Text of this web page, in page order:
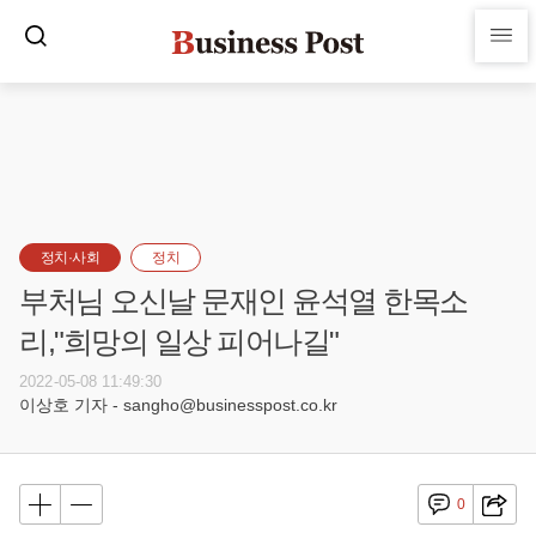
정치·사회 정치
부처님 오신날 문재인 윤석열 한목소
리,"희망의 일상 피어나길"
2022-05-08 11:49:30
이상호 기자 - sangho@businesspost.co.kr
0